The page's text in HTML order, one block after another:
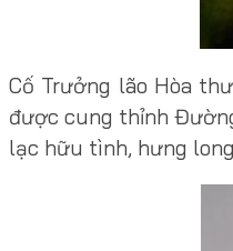
Cố Trưởng lão Hòa
được cung thỉnh
lạc hữu tình, hưng